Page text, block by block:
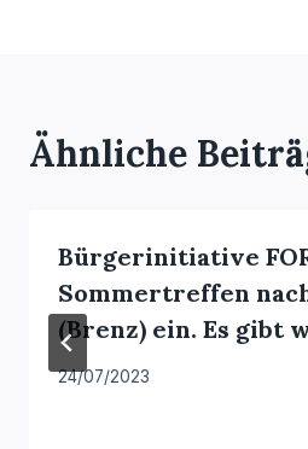
Ähnliche
Bürgerinitiative
Sommertreffen
(Brenz) ein. Es gibt
24/07/2023